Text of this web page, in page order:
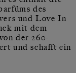
des
und Love In
mit dem
der 260-
und schafft ein